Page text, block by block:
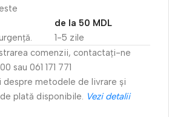
1-5 zile
de la 50 MDL
comenzii, contactați-ne
sau 061 171 771
despre metodele de livrare și
plată disponibile. Vezi detalii